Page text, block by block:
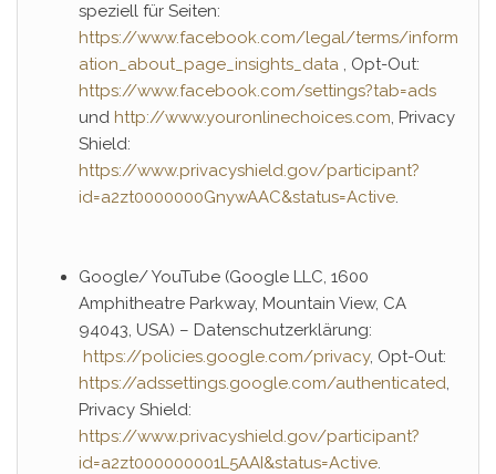
speziell für Seiten:
https://www.facebook.com/legal/terms/inform
ation_about_page_insights_data , Opt-Out:
https://www.facebook.com/settings?tab=ads
und http://www.youronlinechoices.com, Privacy
Shield:
https://www.privacyshield.gov/participant?
id=a2zt0000000GnywAAC&status=Active.
Google/ YouTube (Google LLC, 1600
Amphitheatre Parkway, Mountain View, CA
94043, USA) – Datenschutzerklärung:
https://policies.google.com/privacy, Opt-Out:
https://adssettings.google.com/authenticated,
Privacy Shield:
https://www.privacyshield.gov/participant?
id=a2zt000000001L5AAI&status=Active.